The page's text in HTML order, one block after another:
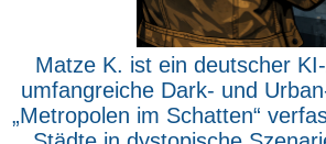
Matze K. ist ein deutscher
umfangreiche Dark- und
„Metropolen im Schatten“